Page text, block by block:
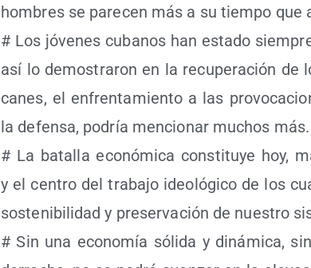
hom­bres se pare­cen más a su tiem­po que
# Los jóve­nes cuba­nos han esta­do
así lo demos­tra­ron en la recu­pe­ra­ción de
ca­nes, el enfren­ta­mien­to a las
la defen­sa, podría men­cio­nar muchos más.
# La bata­lla eco­nó­mi­ca cons­ti­tu­ye hoy,
y el cen­tro del tra­ba­jo ideo­ló­gi­co de los
sos­te­ni­bi­li­dad y pre­ser­va­ción de nues­tro
# Sin una eco­no­mía sóli­da y diná­mi­ca,